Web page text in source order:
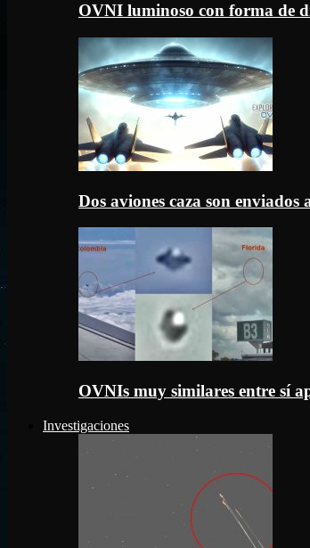
OVNI luminoso con forma de
Dos aviones caza son
OVNIs muy similares entre sí
Investigaciones